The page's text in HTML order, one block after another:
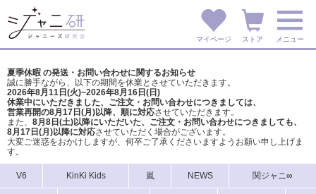
マイページ ストア メニュー
夏季休暇 の発送・お問い合わせに関するお知らせ
誠に勝手ながら、以下の期間を休業とさせていただきます。
2026年8月11日(火)~2026年8月16日(日)
休業中にいただきました、ご注文・お問い合わせにつきましては、
営業再開の8月17日(月)以降、順に対応させていただきます。
また、 8月8日(土)以降にいただいた、ご注文・ お問い合わせにつきましても、
8月17日(月)以降に対応させていただく場合がございます。
大変ご迷惑をおかけしますが、 何卒ご了承くださいますようお願い申し上げま
す。
V6 KinKi Kids 嵐 NEWS 関ジャニ∞